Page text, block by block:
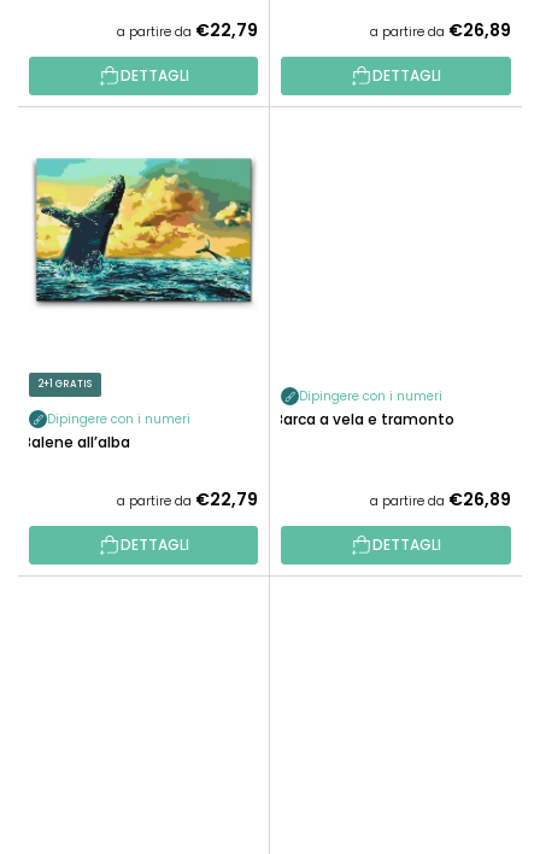
T
I
a partire da €22,79
DETTAGLI
a partire da €26,89
DETTAGLI
2+1 GRATIS
Dipingere con i numeri
Balene all’alba
a partire da €22,79
DETTAGLI
Dipingere con i numeri
Barca a vela e tramonto
a partire da €26,89
DETTAGLI